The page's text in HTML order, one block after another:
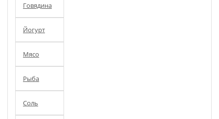
Говядина
Йогурт
Мясо
Рыба
Соль